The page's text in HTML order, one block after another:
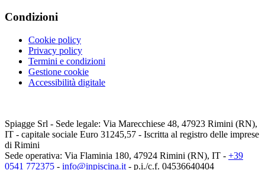
Condizioni
Cookie policy
Privacy policy
Termini e condizioni
Gestione cookie
Accessibilità digitale
Spiagge Srl - Sede legale: Via Marecchiese 48, 47923 Rimini (RN),
IT - capitale sociale Euro 31245,57 - Iscritta al registro delle imprese
di Rimini
Sede operativa: Via Flaminia 180, 47924 Rimini (RN), IT - +39
0541 772375 - info@inpiscina.it - p.i./c.f. 04536640404